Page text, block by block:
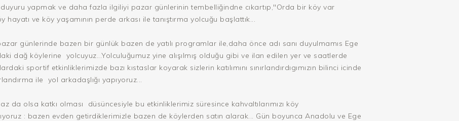
yapmak ve daha fazla ilgiliyi pazar günlerinin tembelliğindne cıkartıp,"Orda bir köy var
ve köy yaşamının perde arkası ile tanıştırma yolcuğu başlattık...
günlerinde bazen bir günlük bazen de yatılı programlar ile,daha önce adı sanı duyulmamıs Ege
dağ köylerine yolcuyuz...Yolculuğumuz yine alışılmış olduğu gibi ve ilan edilen yer ve saatlerde
sportif etkinliklerimizde bazı kıstaslar koyarak sizlerin katılımını sınırlandırdıgımızın bilinci icinde
ile yol arkadaşlığı yapıyoruz...
da olsa katkı olması düsüncesiyle bu etkinliklerimiz süresince kahvaltılarımızı köy
: bazen evden getirdiklerimizle bazen de köylerden satın alarak... Gün boyunca Anadolu ve Ege